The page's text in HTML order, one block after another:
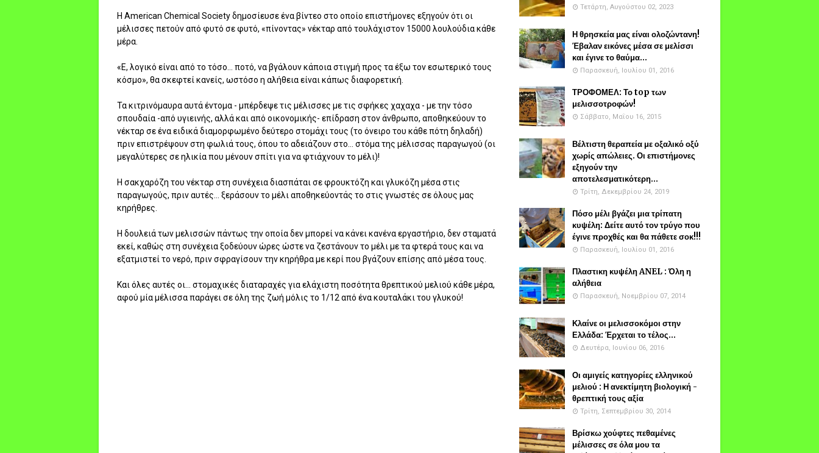
Η American Chemical Society δημοσίευσε ένα βίντεο στο οποίο επιστήμονες εξηγούν ότι οι
μέλισσες πετούν από φυτό σε φυτό, «πίνοντας» νέκταρ από τουλάχιστον 15000 λουλούδια κάθε
μέρα.
«Ε, λογικό είναι από το τόσο… ποτό, να βγάλουν κάποια στιγμή προς τα έξω τον εσωτερικό τους
κόσμο», θα σκεφτεί κανείς, ωστόσο η αλήθεια είναι κάπως διαφορετική.
Τα κιτρινόμαυρα αυτά έντομα - μπέρδεψε τις μέλισσες με τις σφήκες χαχαχα - με την τόσο
σπουδαία -από υγιεινής, αλλά και από οικονομικής- επίδραση στον άνθρωπο, αποθηκεύουν το
νέκταρ σε ένα ειδικά διαμορφωμένο δεύτερο στομάχι τους (το όνειρο του κάθε πότη δηλαδή)
πριν επιστρέψουν στη φωλιά τους, όπου το αδειάζουν στο… στόμα της μέλισσας παραγωγού (οι
μεγαλύτερες σε ηλικία που μένουν σπίτι για να φτιάχνουν το μέλι)!
Η σακχαρόζη του νέκταρ στη συνέχεια διασπάται σε φρουκτόζη και γλυκόζη μέσα στις
παραγωγούς, πριν αυτές… ξεράσουν το μέλι αποθηκεύοντάς το στις γνωστές σε όλους μας
κηρήθρες.
Η δουλειά των μελισσών πάντως την οποία δεν μπορεί να κάνει κανένα εργαστήριο, δεν σταματά
εκεί, καθώς στη συνέχεια ξοδεύουν ώρες ώστε να ζεστάνουν το μέλι με τα φτερά τους και να
εξατμιστεί το νερό, πριν σφραγίσουν την κηρήθρα με κερί που βγάζουν επίσης από μέσα τους.
Και όλες αυτές οι... στομαχικές διαταραχές για ελάχιστη ποσότητα θρεπτικού μελιού κάθε μέρα,
αφού μία μέλισσα παράγει σε όλη της ζωή μόλις το 1/12 από ένα κουταλάκι του γλυκού!
Τετάρτη, Αυγούστου 02, 2023
Η θρησκεία μας είναι ολοζώντανη!
Έβαλαν εικόνες μέσα σε μελίσσι
και έγινε το θαύμα...
Παρασκευή, Ιουλίου 01, 2016
ΤΡΟΦΟΜΕΛ: Το top των
μελισσοτροφών!
Σάββατο, Μαΐου 16, 2015
Βέλτιστη θεραπεία με οξαλικό οξύ
χωρίς απώλειες. Οι επιστήμονες
εξηγούν την
αποτελεσματικότερη...
Τρίτη, Δεκεμβρίου 24, 2019
Πόσο μέλι βγάζει μια τρίπατη
κυψέλη: Δείτε αυτό τον τρύγο που
έγινε προχθές και θα πάθετε σοκ!!!
Παρασκευή, Ιουλίου 01, 2016
Πλαστικη κυψέλη ANEL : Όλη η
αλήθεια
Παρασκευή, Νοεμβρίου 07, 2014
Κλαίνε οι μελισσοκόμοι στην
Ελλάδα: Έρχεται το τέλος...
Δευτέρα, Ιουνίου 06, 2016
Οι αμιγείς κατηγορίες ελληνικού
μελιού : Η ανεκτίμητη βιολογική -
θρεπτική τους αξία
Τρίτη, Σεπτεμβρίου 30, 2014
Βρίσκω χούφτες πεθαμένες
μέλισσες σε όλα μου τα